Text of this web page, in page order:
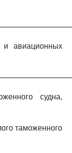
авиационных
судна,
таможенного